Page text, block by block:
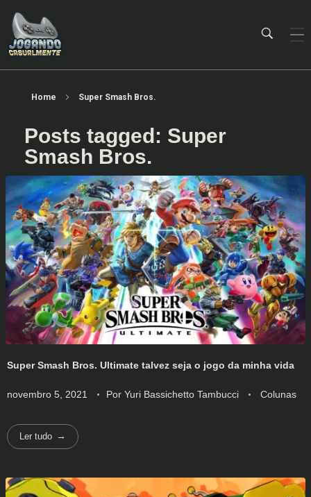
Home Super Smash Bros.
Posts tagged: Super
Smash Bros.
Super Smash Bros. Ultimate talvez seja o jogo da minha vida
novembro 5, 2021 Por Yuri Bassichetto Tambucci Colunas
Ler tudo